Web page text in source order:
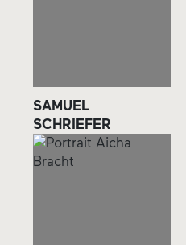
SAMUEL
SCHRIEFER